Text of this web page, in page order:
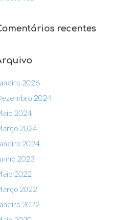
recentes
2026
2024
2024
2024
2024
2023
2022
2022
2022